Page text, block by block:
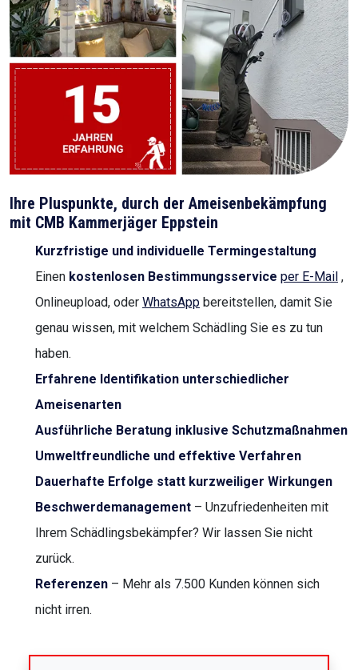
Ihre Pluspunkte, durch der Ameisenbekämpfung
mit CMB Kammerjäger Eppstein
Kurzfristige und individuelle Termingestaltung
Einen kostenlosen Bestimmungsservice per E-Mail ,
Onlineupload, oder WhatsApp bereitstellen, damit Sie
genau wissen, mit welchem Schädling Sie es zu tun
haben.
Erfahrene Identifikation unterschiedlicher
Ameisenarten
Ausführliche Beratung inklusive Schutzmaßnahmen
Umweltfreundliche und effektive Verfahren
Dauerhafte Erfolge statt kurzweiliger Wirkungen
Beschwerdemanagement – Unzufriedenheiten mit
Ihrem Schädlingsbekämpfer? Wir lassen Sie nicht
zurück.
Referenzen – Mehr als 7.500 Kunden können sich
nicht irren.